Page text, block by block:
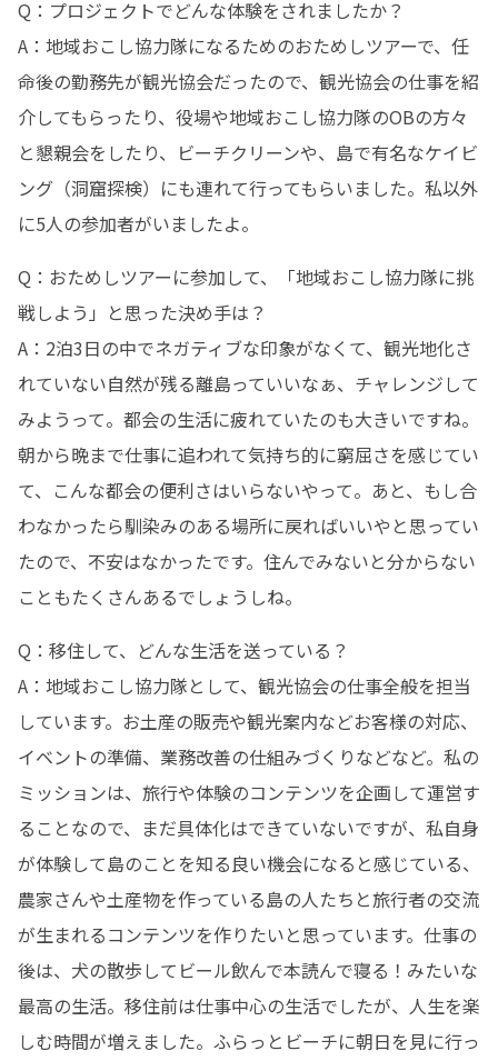
Q：プロジェクトでどんな体験をされましたか？
A：地域おこし協力隊になるためのおためしツアーで、任
命後の勤務先が観光協会だったので、観光協会の仕事を紹
介してもらったり、役場や地域おこし協力隊のOBの方々
と懇親会をしたり、ビーチクリーンや、島で有名なケイビ
ング（洞窟探検）にも連れて行ってもらいました。私以外
に5人の参加者がいましたよ。
Q：おためしツアーに参加して、「地域おこし協力隊に挑
戦しよう」と思った決め手は？
A：2泊3日の中でネガティブな印象がなくて、観光地化さ
れていない自然が残る離島っていいなぁ、チャレンジして
みようって。都会の生活に疲れていたのも大きいですね。
朝から晩まで仕事に追われて気持ち的に窮屈さを感じてい
て、こんな都会の便利さはいらないやって。あと、もし合
わなかったら馴染みのある場所に戻ればいいやと思ってい
たので、不安はなかったです。住んでみないと分からない
こともたくさんあるでしょうしね。
Q：移住して、どんな生活を送っている？
A：地域おこし協力隊として、観光協会の仕事全般を担当
しています。お土産の販売や観光案内などお客様の対応、
イベントの準備、業務改善の仕組みづくりなどなど。私の
ミッションは、旅行や体験のコンテンツを企画して運営す
ることなので、まだ具体化はできていないですが、私自身
が体験して島のことを知る良い機会になると感じている、
農家さんや土産物を作っている島の人たちと旅行者の交流
が生まれるコンテンツを作りたいと思っています。仕事の
後は、犬の散歩してビール飲んで本読んで寝る！みたいな
最高の生活。移住前は仕事中心の生活でしたが、人生を楽
しむ時間が増えました。ふらっとビーチに朝日を見に行っ